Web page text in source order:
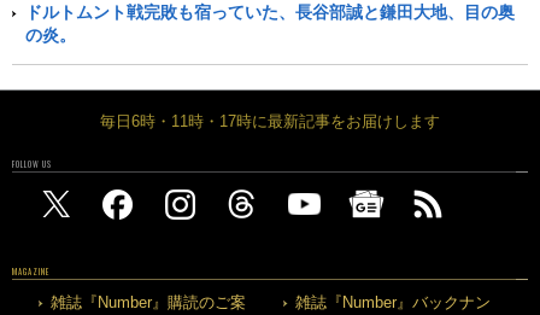
ドルトムント戦完敗も宿っていた、長谷部誠と鎌田大地、目の奥
の炎。
毎日6時・11時・17時に最新記事をお届けします
FOLLOW US
MAGAZINE
雑誌『Number』購読のご案
雑誌『Number』バックナン